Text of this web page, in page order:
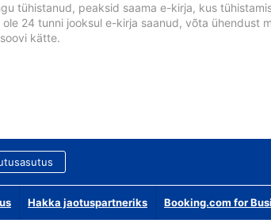
tühistanud, peaksid saama e-kirja, kus
24 tunni jooksul e-kirja saanud, võta ühendust
kätte.
Hakka jaotuspartneriks Booking.com for